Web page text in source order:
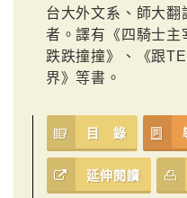
台大外文系、師大
者。譯有《四騎士主
跌跌撞撞》、《跟
界》等書。
目 錄
延伸閱讀